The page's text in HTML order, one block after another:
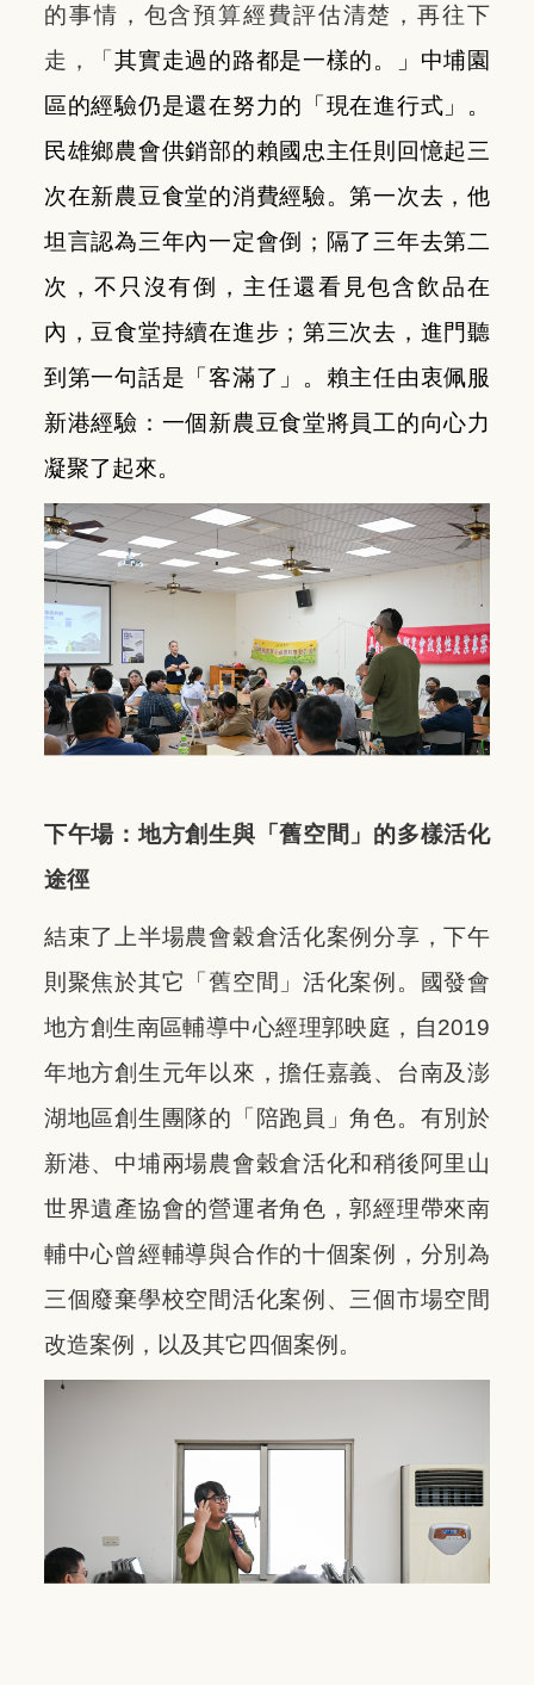
的事情，包含預算經費評估清楚，再往下
走，「其實走過的路都是一樣的。
」中埔園
區的經驗仍是還在努力的「現在進行式」。
民雄鄉農會供銷部的賴國忠主任則回憶起三
次在新農豆食堂的消費經驗。第一次去，他
坦言認為三年內一定會倒；隔了三年去第二
次，不只沒有倒，主任還看見包含飲品在
內，豆食堂持續在進步；第三次去，進門聽
到第一句話是「客滿了」。賴主任由衷佩服
新港經驗：一個新農豆食堂將員工的向心力
凝聚了起來。
下午場：地方創生與「舊空間」的多樣活化
途徑
結束了上半場農會穀倉活化案例分享，下午
則聚焦於其它「舊空間」活化案例。國發會
地方創生南區輔導中心經理郭映庭，自2019
年地方創生元年以來，擔任嘉義、台南及澎
湖地區創生團隊的「陪跑員」角色。有別於
新港、中埔兩場農會穀倉活化和稍後阿里山
世界遺產協會的營運者角色，郭經理帶來南
輔中心曾經輔導與合作的十個案例，分別為
三個廢棄學校空間活化案例、三個市場空間
改造案例，以及其它四個案例。